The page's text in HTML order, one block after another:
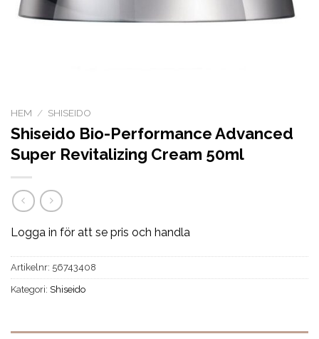
HEM / SHISEIDO
Shiseido Bio-Performance Advanced
Super Revitalizing Cream 50ml
Logga in för att se pris och handla
Artikelnr: 56743408
Kategori: Shiseido